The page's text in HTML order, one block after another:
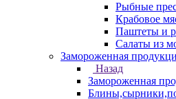
Рыбные
Крабовое
Паштеты и
Салаты из
Замороженная
Назад
Замороженная